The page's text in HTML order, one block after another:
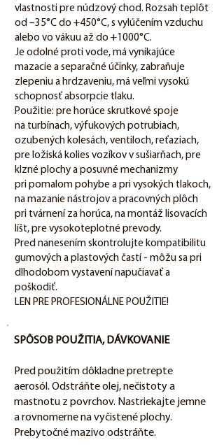
vlastnosti pre núdzový chod. Rozsah teplôt
od –35°C do +450°C, s vylúčením vzduchu
alebo vo vákuu až do +1000°C.
Je odolné proti vode, má vynikajúce
mazacie a separačné účinky, zabraňuje
zlepeniu a hrdzaveniu, má veľmi vysokú
schopnosť absorpcie tlaku.
Použitie: pre horúce skrutkové spoje
na turbínach, výfukových potrubiach,
ozubených kolesách, ventiloch, reťaziach,
pre ložiská kolies vozíkov v sušiarňach, pre
klzné plochy a posuvné mechanizmy
pri pomalom pohybe a pri vysokých tlakoch,
na mazanie nástrojov a pracovných plôch
pri tvárnení za horúca, na montáž lisovacích
líšt, pre vysokoteplotné prevody.
Pred nanesením skontrolujte kompatibilitu
gumových a plastových častí - môžu sa pri
dlhodobom vystavení napučiavať a
poškodiť.
LEN PRE PROFESIONÁLNE POUŽITIE!
SPÔSOB POUŽITIA, DÁVKOVANIE
Pred použitím dôkladne pretrepte
aerosól. Odstráňte olej, nečistoty a
mastnotu z povrchov. Nastriekajte jemne
a rovnomerne na vyčistené plochy.
Prebytočné mazivo odstráňte.